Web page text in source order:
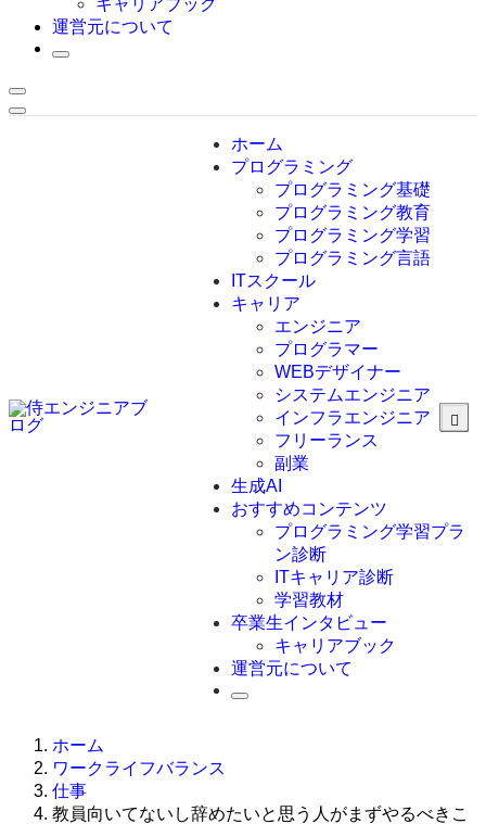
キャリアブック
運営元について
ホーム
プログラミング
プログラミング基礎
プログラミング教育
プログラミング学習
プログラミング言語
C言語
C#
VBA
Go言語
Kotlin
Java
JavaScript
Swift
Ruby
ITスクール
キャリア
エンジニア
プログラマー
WEBデザイナー
システムエンジニア
インフラエンジニア
フリーランス
副業
生成AI
おすすめコンテンツ
プログラミング学習プラ
ン診断
ITキャリア診断
学習教材
卒業生インタビュー
キャリアブック
運営元について
ホーム
ワークライフバランス
仕事
教員向いてないし辞めたいと思う人がまずやるべきこ